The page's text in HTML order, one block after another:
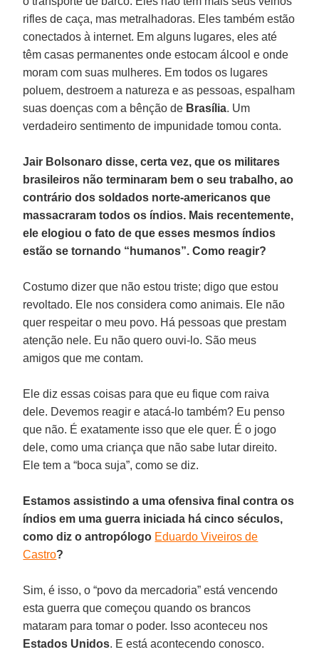
rifles de caça, mas metralhadoras. Eles também estão
conectados à internet. Em alguns lugares, eles até
têm casas permanentes onde estocam álcool e onde
moram com suas mulheres. Em todos os lugares
poluem, destroem a natureza e as pessoas, espalham
suas doenças com a bênção de Brasília. Um
verdadeiro sentimento de impunidade tomou conta.
Jair Bolsonaro disse, certa vez, que os militares
brasileiros não terminaram bem o seu trabalho, ao
contrário dos soldados norte-americanos que
massacraram todos os índios. Mais recentemente,
ele elogiou o fato de que esses mesmos índios
estão se tornando “humanos”. Como reagir?
Costumo dizer que não estou triste; digo que estou
revoltado. Ele nos considera como animais. Ele não
quer respeitar o meu povo. Há pessoas que prestam
atenção nele. Eu não quero ouvi-lo. São meus
amigos que me contam.
Ele diz essas coisas para que eu fique com raiva
dele. Devemos reagir e atacá-lo também? Eu penso
que não. É exatamente isso que ele quer. É o jogo
dele, como uma criança que não sabe lutar direito.
Ele tem a “boca suja”, como se diz.
Estamos assistindo a uma ofensiva final contra os
índios em uma guerra iniciada há cinco séculos,
como diz o antropólogo Eduardo Viveiros de
Castro?
Sim, é isso, o “povo da mercadoria” está vencendo
esta guerra que começou quando os brancos
mataram para tomar o poder. Isso aconteceu nos
Estados Unidos. E está acontecendo conosco.